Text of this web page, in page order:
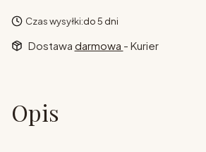
Czas wysyłki:do 5 dni
Dostawa darmowa - Kurier
Opis